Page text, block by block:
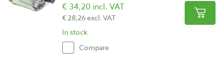
€ 34,20 incl. VAT
€ 28,26 excl. VAT
In stock
Compare